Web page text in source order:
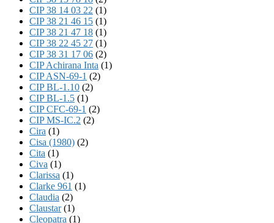
CIP 38 14 03 22 (1)
CIP 38 21 46 15 (1)
CIP 38 21 47 18 (1)
CIP 38 22 45 27 (1)
CIP 38 31 17 06 (2)
CIP Achirana Inta (1)
CIP ASN-69-1 (2)
CIP BL-1.10 (2)
CIP BL-1.5 (1)
CIP CFC-69-1 (2)
CIP MS-IC.2 (2)
Cira (1)
Cisa (1980) (2)
Cita (1)
Civa (1)
Clarissa (1)
Clarke 961 (1)
Claudia (2)
Claustar(1)
Cleopatra (1)